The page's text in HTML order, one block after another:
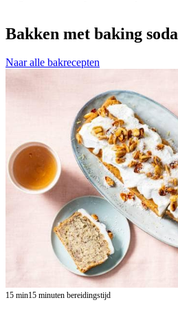
Bakken met baking soda
Naar alle bakrecepten
15 min15 minuten bereidingstijd